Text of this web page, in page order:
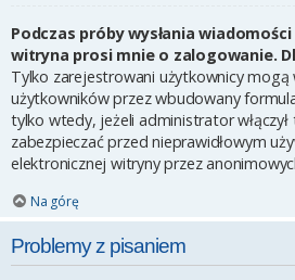
Podczas próby wysłania
witryna prosi mnie o zalogowanie.
Tylko zarejestrowani użytkownicy mogą
użytkowników przez wbudowany
tylko wtedy, jeżeli administrator
zabezpieczać przed nieprawidłowym
elektronicznej witryny przez
Na górę
Problemy z pisaniem